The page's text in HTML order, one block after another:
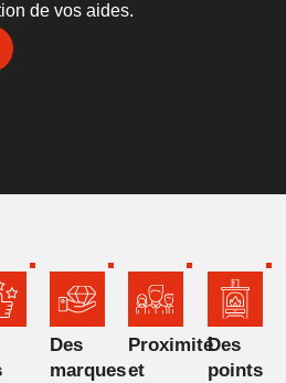
de vos aides.
Des
marques
Proximité
et
Des
points